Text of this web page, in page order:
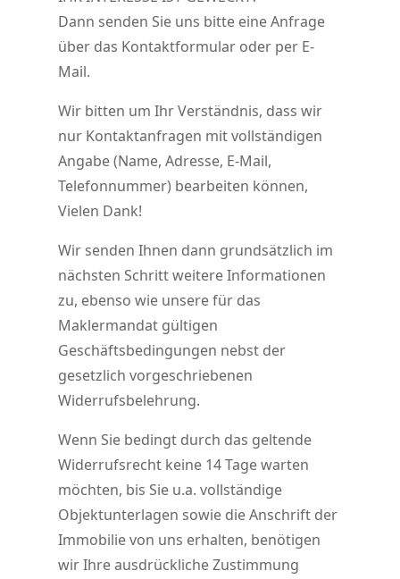
entsperren
Dann senden Sie uns bitte eine Anfrage
über das Kontaktformular oder per E-
Mail.
Wir bitten um Ihr Verständnis, dass wir
nur Kontaktanfragen mit vollständigen
Angabe (Name, Adresse, E-Mail,
Telefonnummer) bearbeiten können,
Vielen Dank!
Wir senden Ihnen dann grundsätzlich im
nächsten Schritt weitere Informationen
zu, ebenso wie unsere für das
Maklermandat gültigen
Geschäftsbedingungen nebst der
gesetzlich vorgeschriebenen
Widerrufsbelehrung.
Wenn Sie bedingt durch das geltende
Widerrufsrecht keine 14 Tage warten
möchten, bis Sie u.a. vollständige
Objektunterlagen sowie die Anschrift der
Immobilie von uns erhalten, benötigen
wir Ihre ausdrückliche Zustimmung